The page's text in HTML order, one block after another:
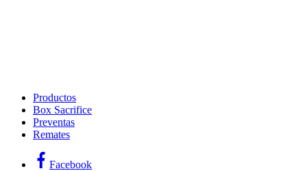
Productos
Box Sacrifice
Preventas
Remates
Facebook